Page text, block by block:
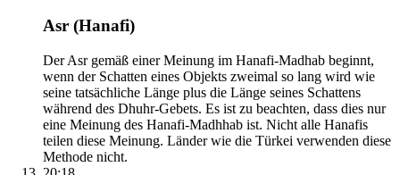
Asr (Hanafi)
Der Asr gemäß einer Meinung im Hanafi-Madhab beginnt,
wenn der Schatten eines Objekts zweimal so lang wird wie
seine tatsächliche Länge plus die Länge seines Schattens
während des Dhuhr-Gebets. Es ist zu beachten, dass dies nur
eine Meinung des Hanafi-Madhhab ist. Nicht alle Hanafis
teilen diese Meinung. Länder wie die Türkei verwenden diese
Methode nicht.